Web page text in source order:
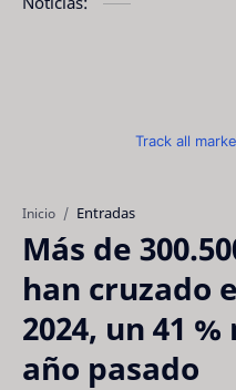
Track all
Inicio Entradas
Más de
han cruzado
2024, un 41
año pasado